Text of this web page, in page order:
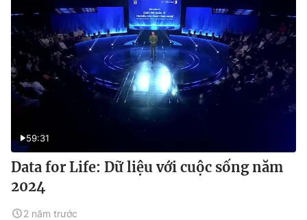
59:31
Data for Life: Dữ liệu với cuộc sống năm
2024
2 năm trước